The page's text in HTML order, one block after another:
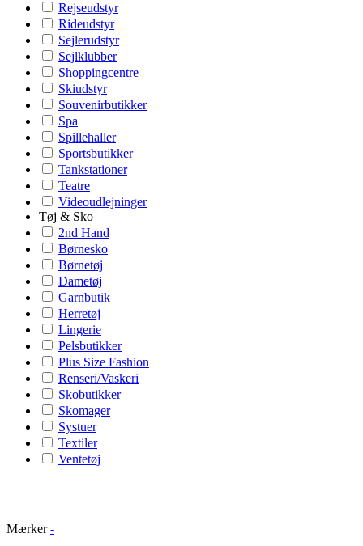
Rejseudstyr
Rideudstyr
Sejlerudstyr
Sejlklubber
Shoppingcentre
Skiudstyr
Souvenirbutikker
Spa
Spillehaller
Sportsbutikker
Tankstationer
Teatre
Videoudlejninger
Tøj & Sko
2nd Hand
Børnesko
Børnetøj
Dametøj
Garnbutik
Herretøj
Lingerie
Pelsbutikker
Plus Size Fashion
Renseri/Vaskeri
Skobutikker
Skomager
Systuer
Textiler
Ventetøj
Mærker -